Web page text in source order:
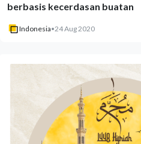
berbasis kecerdasan buatan
Indonesia•24 Aug 2020